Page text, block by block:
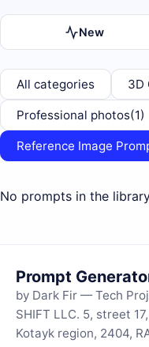
New
All categories 3D
Professional photos(1)
Reference Image
No prompts in the
Prompt
by Dark Fir — Tech
SHIFT LLC. 5, street
Kotayk region, 2404,